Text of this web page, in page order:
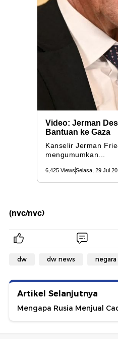
(nvc/nvc)
dw dw news
Artikel Selanjutnya
Mengapa Rusia Menjual